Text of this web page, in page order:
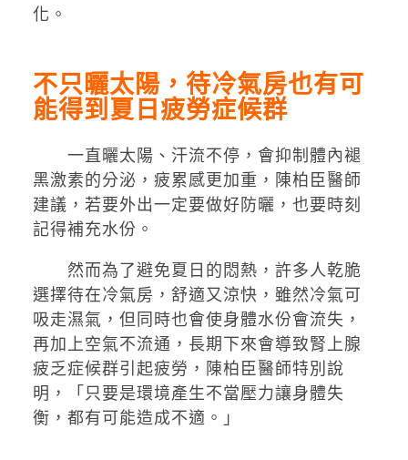
化。
不只曬太陽，待冷氣房也有可
能得到夏日疲勞症候群
一直曬太陽、‎汗流不停，會抑制體內褪
黑激素的分泌，疲累感更加重，陳柏臣醫師
建議，若要外出一定要做好防曬，也要時刻
記得補充水份。
然而為了避免夏日的悶熱，許多人乾脆
選擇待在冷氣房，舒適又涼快，雖然冷氣可
吸走濕氣，但同時也會使身體水份會流失，
再加上空氣不流通，長期下來會導致腎上腺
疲乏症候群引起疲勞，陳柏臣醫師特別說
明，「只要是環境產生不當壓力讓身體失
衡，都有可能造成不適。」